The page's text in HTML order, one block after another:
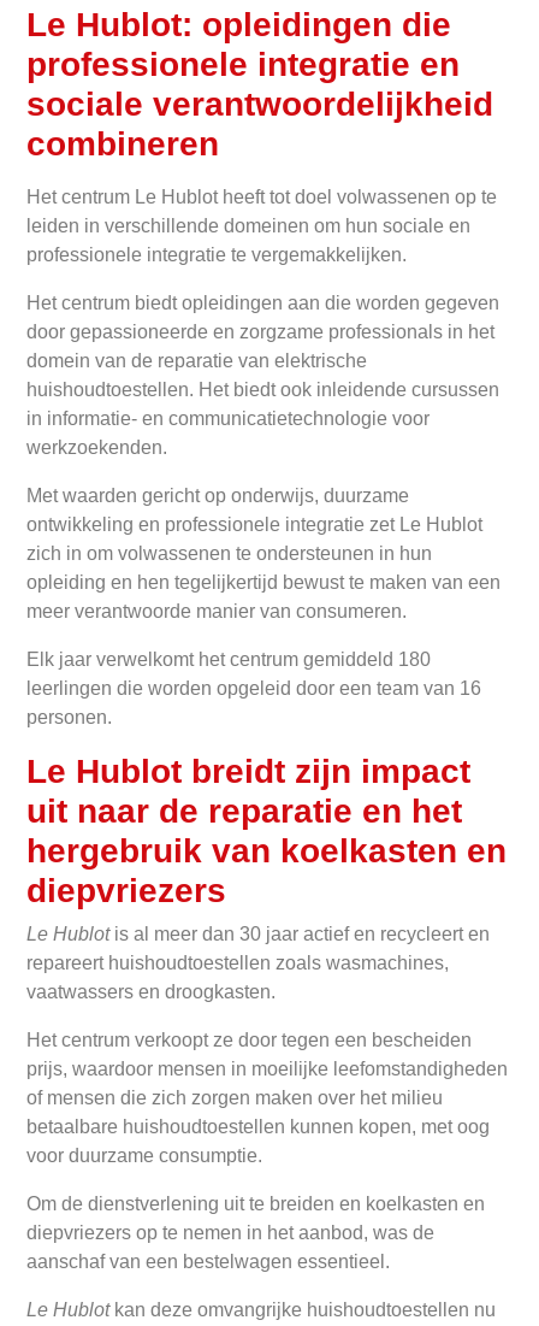
Le Hublot: opleidingen die
professionele integratie en
sociale verantwoordelijkheid
combineren
Het centrum Le Hublot heeft tot doel volwassenen op te
leiden in verschillende domeinen om hun sociale en
professionele integratie te vergemakkelijken.
Het centrum biedt opleidingen aan die worden gegeven
door gepassioneerde en zorgzame professionals in het
domein van de reparatie van elektrische
huishoudtoestellen. Het biedt ook inleidende cursussen
in informatie- en communicatietechnologie voor
werkzoekenden.
Met waarden gericht op onderwijs, duurzame
ontwikkeling en professionele integratie zet Le Hublot
zich in om volwassenen te ondersteunen in hun
opleiding en hen tegelijkertijd bewust te maken van een
meer verantwoorde manier van consumeren.
Elk jaar verwelkomt het centrum gemiddeld 180
leerlingen die worden opgeleid door een team van 16
personen.
Le Hublot breidt zijn impact
uit naar de reparatie en het
hergebruik van koelkasten en
diepvriezers
Le Hublotis al meer dan 30 jaar actief en recycleert en
repareert huishoudtoestellen zoals wasmachines,
vaatwassers en droogkasten.
Het centrum verkoopt ze door tegen een bescheiden
prijs, waardoor mensen in moeilijke leefomstandigheden
of mensen die zich zorgen maken over het milieu
betaalbare huishoudtoestellen kunnen kopen, met oog
voor duurzame consumptie.
Om de dienstverlening uit te breiden en koelkasten en
diepvriezers op te nemen in het aanbod, was de
aanschaf van een bestelwagen essentieel.
Le Hublotkan deze omvangrijke huishoudtoestellen nu